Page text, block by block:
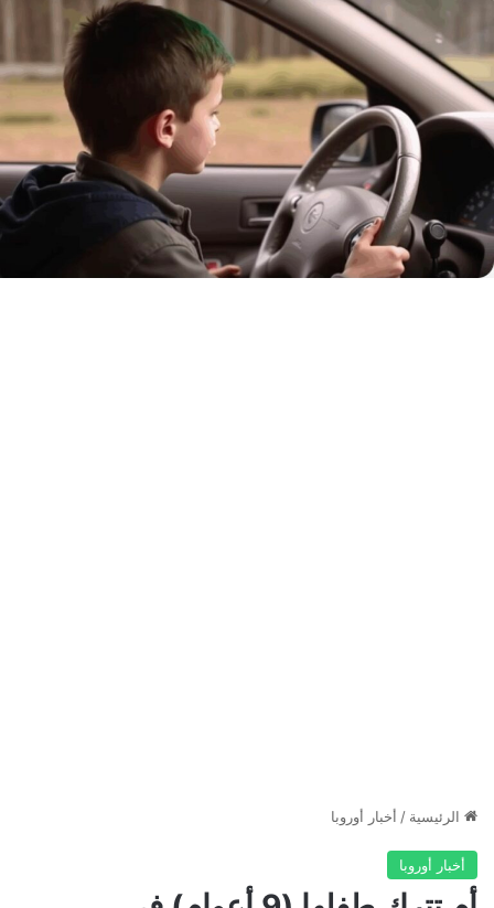
الرئيسية / أخبار أوروبا
أخبار أوروبا